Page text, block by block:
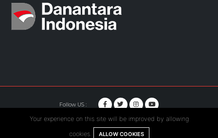
Follow US :
© Copyright 2020. Hutama Karya All Rights Reserved.
Your experience on this site will be improved by allowing
cookies. ALLOW COOKIES